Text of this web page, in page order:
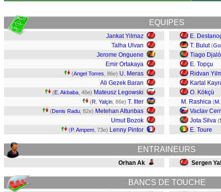
EQUIPES
Jankat Yilmaz
Talha Ulvan
Jerome Onguene
Emir Ortakaya
(Angel Torres , 86e) U. Meras
Ali Gezek Baran
(E. Akbaba , 46e) Mateusz Legowski
(R. Yalçin , 86e) T. Ilter
(Denis Radu , 82e) Metehan Altunbas
Umut Bozok
(P. Ampem , 73e) Lenny Pintor
E.
T. Bulut (
Tiago Djaló
E. Topçu
Ridvan
Kartal
O. Kökçü
M. Rashica (
Vaclav
Jota Silva (
E. Toure
ENTRAINEURS
Orhan Ak Sergen
BANCS DE TOUCHE